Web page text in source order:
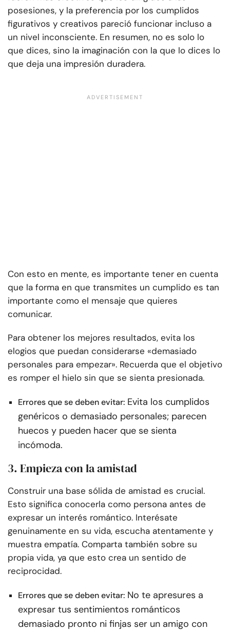
posesiones, y la preferencia por los cumplidos
figurativos y creativos pareció funcionar incluso a
un nivel inconsciente. En resumen, no es solo lo
que dices, sino la imaginación con la que lo dices lo
que deja una impresión duradera.
Con esto en mente, es importante tener en cuenta
que la forma en que transmites un cumplido es tan
importante como el mensaje que quieres
comunicar.
Para obtener los mejores resultados, evita los
elogios que puedan considerarse «demasiado
personales para empezar». Recuerda que el objetivo
es romper el hielo sin que se sienta presionada.
Errores que se deben evitar: Evita los cumplidos
genéricos o demasiado personales; parecen
huecos y pueden hacer que se sienta
incómoda.
3. Empieza con la amistad
Construir una base sólida de amistad es crucial.
Esto significa conocerla como persona antes de
expresar un interés romántico. Interésate
genuinamente en su vida, escucha atentamente y
muestra empatía. Comparta también sobre su
propia vida, ya que esto crea un sentido de
reciprocidad.
Errores que se deben evitar: No te apresures a
expresar tus sentimientos románticos
demasiado pronto ni finjas ser un amigo con